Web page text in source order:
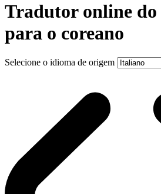
Tradutor online
para o coreano
Selecione o idioma de origem